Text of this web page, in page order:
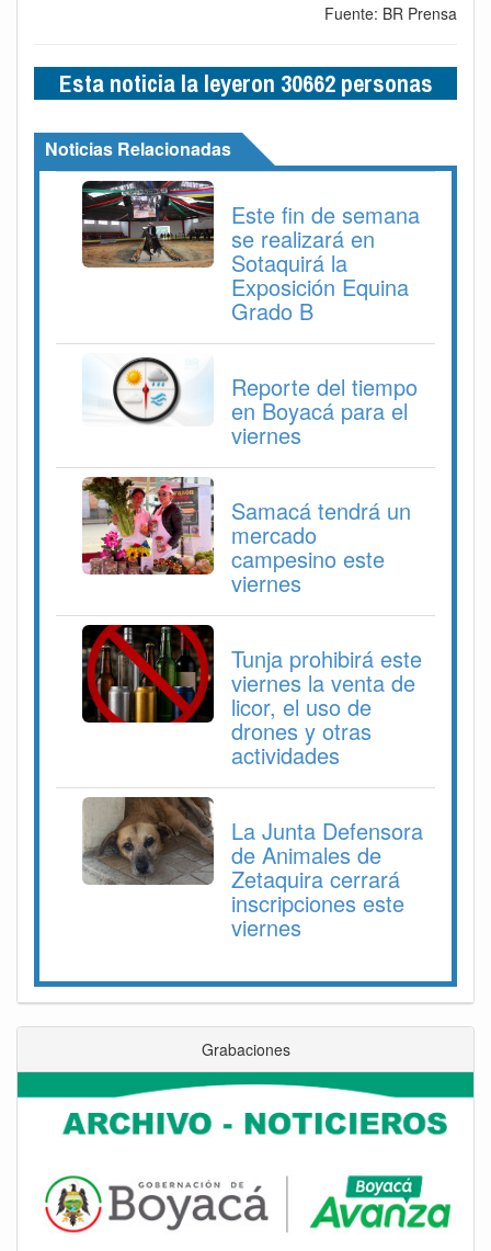
Fuente: BR Prensa
Esta noticia la leyeron 30662 personas
Noticias Relacionadas
Este fin de semana
se realizará en
Sotaquirá la
Exposición Equina
Grado B
Reporte del tiempo
en Boyacá para el
viernes
Samacá tendrá un
mercado
campesino este
viernes
Tunja prohibirá este
viernes la venta de
licor, el uso de
drones y otras
actividades
La Junta Defensora
de Animales de
Zetaquira cerrará
inscripciones este
viernes
Grabaciones